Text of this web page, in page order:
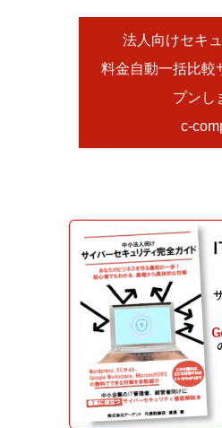
法人向けセキ
料金自動一括比較
プンし
c-